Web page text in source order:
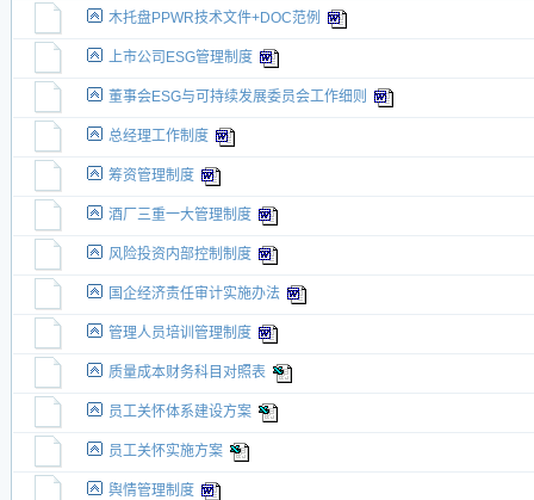
木托盘PPWR技术文件+DOC范例
上市公司ESG管理制度
董事会ESG与可持续发展委员会工作细则
总经理工作制度
筹资管理制度
酒厂三重一大管理制度
风险投资内部控制制度
国企经济责任审计实施办法
管理人员培训管理制度
质量成本财务科目对照表
员工关怀体系建设方案
员工关怀实施方案
舆情管理制度